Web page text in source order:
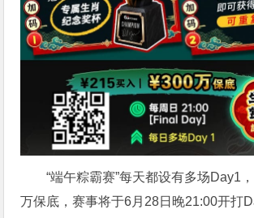
“端午粽霸赛”每天都设有多场Day1
万保底，赛事将于6月28日晚21:00开打